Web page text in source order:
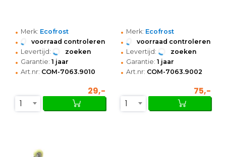
• Merk: Ecofrost
• voorraad controleren
• Levertijd: zoeken
• Garantie: 1 jaar
• Art.nr: COM-7063.9010
29,-
1
• Merk: Ecofrost
• voorraad controleren
• Levertijd: zoeken
• Garantie: 1 jaar
• Art.nr: COM-7063.9002
75,-
1